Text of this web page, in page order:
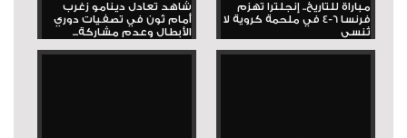
مباراة للتاريخ.. إنجلترا تهزم
فرنسا 6-4 في ملحمة كروية لا
تُنسى
شاهد تعادل دينامو زغرب
أمام ثون في تصفيات دوري
الأبطال وعدم مشاركة...